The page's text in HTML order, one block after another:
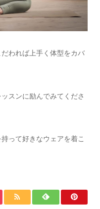
われば上手く体型をカバ
スンに励んでみてくださ
って好きなウェアを着こ